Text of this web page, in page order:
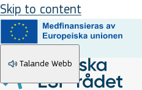
Skip to content
Talande Webb